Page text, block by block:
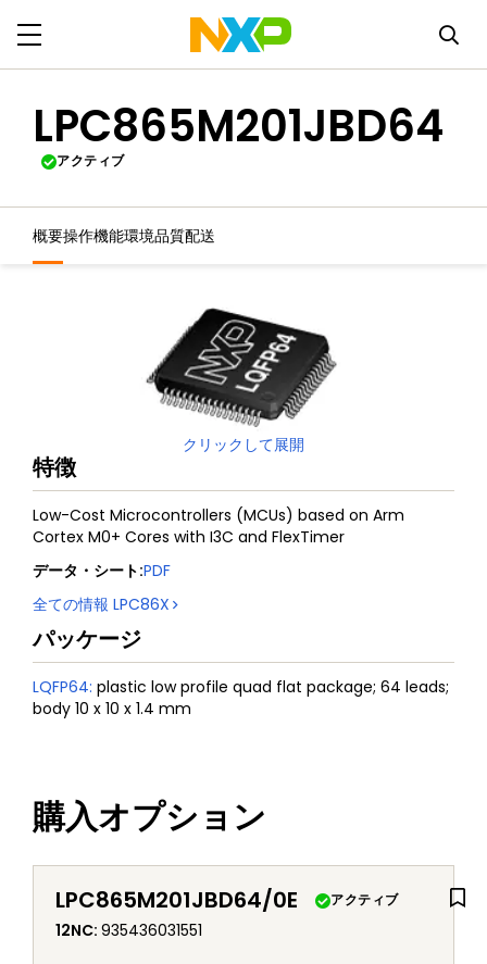
LPC865M201JBD64
アクティブ
概要操作機能環境品質配送
クリックして展開
特徴
Low-Cost Microcontrollers (MCUs) based on Arm
Cortex M0+ Cores with I3C and FlexTimer
データ・シート:PDF
全ての情報 LPC86X
パッケージ
LQFP64: plastic low profile quad flat package; 64 leads;
body 10 x 10 x 1.4 mm
購入オプション
LPC865M201JBD64/0E アクティブ
12NC: 935436031551